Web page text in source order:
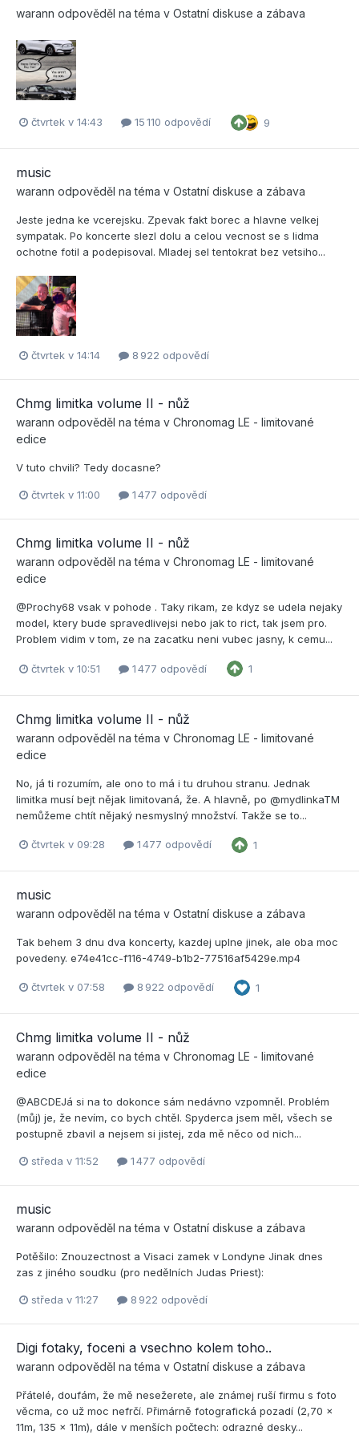
warann odpověděl na téma v Ostatní diskuse a zábava
čtvrtek v 14:43 15 110 odpovědí 9
music
warann odpověděl na téma v Ostatní diskuse a zábava
Jeste jedna ke vcerejsku. Zpevak fakt borec a hlavne velkej
sympatak. Po koncerte slezl dolu a celou vecnost se s lidma
ochotne fotil a podepisoval. Mladej sel tentokrat bez vetsiho...
čtvrtek v 14:14 8 922 odpovědí
Chmg limitka volume II - nůž
warann odpověděl na téma v Chronomag LE - limitované
edice
V tuto chvili? Tedy docasne?
čtvrtek v 11:00 1 477 odpovědí
Chmg limitka volume II - nůž
warann odpověděl na téma v Chronomag LE - limitované
edice
@Prochy68 vsak v pohode . Taky rikam, ze kdyz se udela nejaky
model, ktery bude spravedlivejsi nebo jak to rict, tak jsem pro.
Problem vidim v tom, ze na zacatku neni vubec jasny, k cemu...
čtvrtek v 10:51 1 477 odpovědí 1
Chmg limitka volume II - nůž
warann odpověděl na téma v Chronomag LE - limitované
edice
No, já ti rozumím, ale ono to má i tu druhou stranu. Jednak
limitka musí bejt nějak limitovaná, že. A hlavně, po @mydlinkaTM
nemůžeme chtít nějaký nesmyslný množství. Takže se to...
čtvrtek v 09:28 1 477 odpovědí 1
music
warann odpověděl na téma v Ostatní diskuse a zábava
Tak behem 3 dnu dva koncerty, kazdej uplne jinek, ale oba moc
povedeny. e74e41cc-f116-4749-b1b2-77516af5429e.mp4
čtvrtek v 07:58 8 922 odpovědí 1
Chmg limitka volume II - nůž
warann odpověděl na téma v Chronomag LE - limitované
edice
@ABCDEJá si na to dokonce sám nedávno vzpomněl. Problém
(můj) je, že nevím, co bych chtěl. Spyderca jsem měl, všech se
postupně zbavil a nejsem si jistej, zda mě něco od nich...
středa v 11:52 1 477 odpovědí
music
warann odpověděl na téma v Ostatní diskuse a zábava
Potěšilo: Znouzectnost a Visaci zamek v Londyne Jinak dnes
zas z jiného soudku (pro nedělních Judas Priest):
středa v 11:27 8 922 odpovědí
Digi fotaky, foceni a vsechno kolem toho..
warann odpověděl na téma v Ostatní diskuse a zábava
Přátelé, doufám, že mě nesežerete, ale známej ruší firmu s foto
věcma, co už moc nefrčí. Přimárně fotografická pozadí (2,70 x
11m, 135 x 11m), dále v menších počtech: odrazné desky...